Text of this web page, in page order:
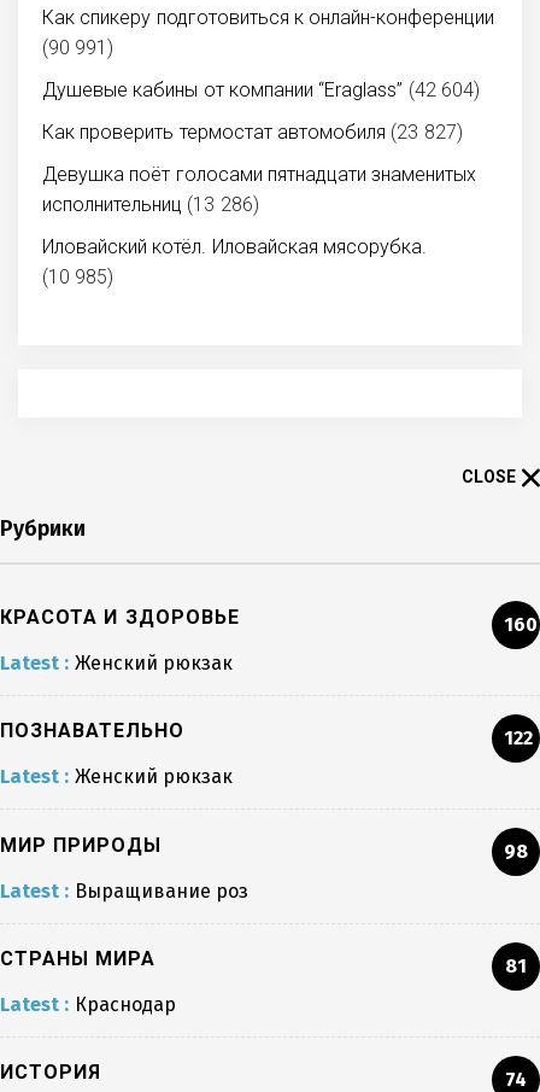
Как спикеру подготовиться к онлайн-конференции
(90 991)
Душевые кабины от компании “Eraglass” (42 604)
Как проверить термостат автомобиля (23 827)
Девушка поёт голосами пятнадцати знаменитых
исполнительниц (13 286)
Иловайский котёл. Иловайская мясорубка.
(10 985)
CLOSE
Рубрики
КРАСОТА И ЗДОРОВЬЕ
160
Latest : Женский рюкзак
ПОЗНАВАТЕЛЬНО
122
Latest : Женский рюкзак
МИР ПРИРОДЫ
98
Latest : Выращивание роз
СТРАНЫ МИРА
81
Latest : Краснодар
ИСТОРИЯ
74